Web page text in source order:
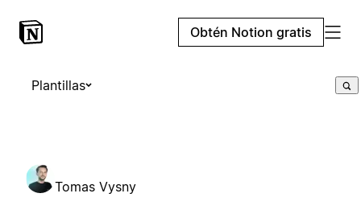
Obtén Notion gratis
Plantillas
Tomas Vysny